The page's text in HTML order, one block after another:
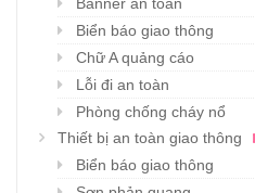
Biển báo giao thông
Chữ A quảng cáo
Lỗi đi an toàn
Phòng chống cháy nổ
Thiết bị an toàn giao thông
Biển báo giao thông